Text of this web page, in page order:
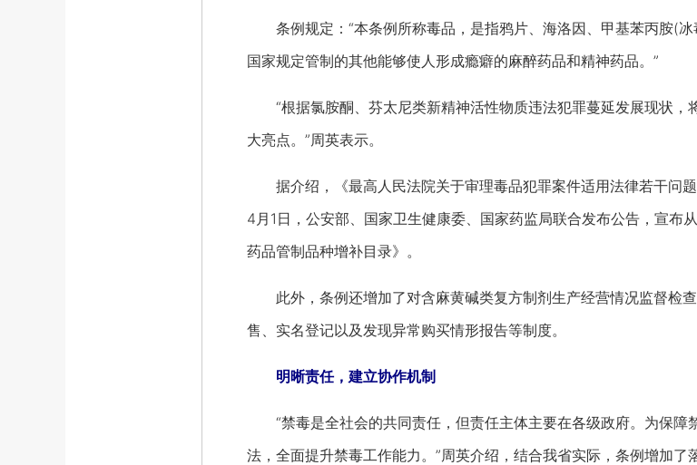
条例规定：“本条例所称毒品，是指鸦片、海洛因、甲基苯丙胺(冰
国家规定管制的其他能够使人形成瘾癖的麻醉药品和精神药品。”
“根据氯胺酮、芬太尼类新精神活性物质违法犯罪蔓延发展现状，
大亮点。”周英表示。
据介绍，《最高人民法院关于审理毒品犯罪案件适用法律若干问
4月1日，公安部、国家卫生健康委、国家药监局联合发布公告，宣布
药品管制品种增补目录》。
此外，条例还增加了对含麻黄碱类复方制剂生产经营情况监督检
售、实名登记以及发现异常购买情形报告等制度。
明晰责任，建立协作机制
“禁毒是全社会的共同责任，但责任主体主要在各级政府。为保障
法，全面提升禁毒工作能力。”周英介绍，结合我省实际，条例增加了